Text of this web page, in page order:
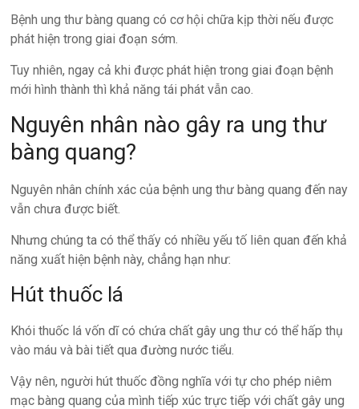
Bệnh ung thư bàng quang có cơ hội chữa kịp thời nếu được
phát hiện trong giai đoạn sớm.
Tuy nhiên, ngay cả khi được phát hiện trong giai đoạn bệnh
mới hình thành thì khả năng tái phát vẫn cao.
Nguyên nhân nào gây ra ung thư
bàng quang?
Nguyên nhân chính xác của bệnh ung thư bàng quang đến nay
vẫn chưa được biết.
Nhưng chúng ta có thể thấy có nhiều yếu tố liên quan đến khả
năng xuất hiện bệnh này, chẳng hạn như:
Hút thuốc lá
Khói thuốc lá vốn dĩ có chứa chất gây ung thư có thể hấp thụ
vào máu và bài tiết qua đường nước tiểu.
Vậy nên, người hút thuốc đồng nghĩa với tự cho phép niêm
mạc bàng quang của mình tiếp xúc trực tiếp với chất gây ung